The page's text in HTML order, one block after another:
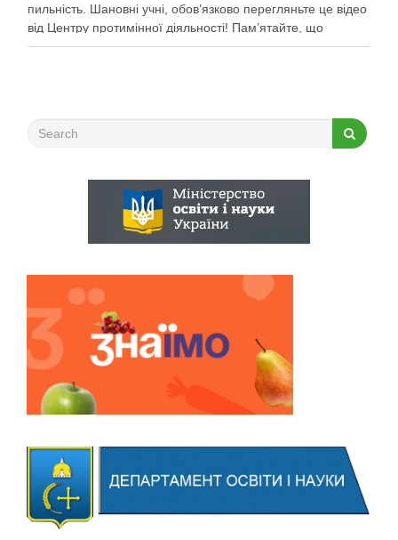
пильність. Шановні учні, обов’язково перегляньте це відео
від Центру протимінної діяльності! Пам’ятайте, що
небезпека може ховатися будь-де, тому під час